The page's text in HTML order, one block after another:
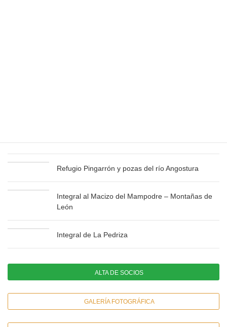
Palentina
Refugio Pingarrón y pozas del río Angostura
Integral al Macizo del Mampodre – Montañas de
León
Integral de La Pedriza
ALTA DE SOCIOS
GALERÍA FOTOGRÁFICA